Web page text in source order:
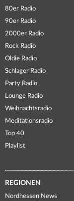
80er Radio
90er Radio
2000er Radio
Rock Radio
Oldie Radio
Schlager Radio
Party Radio
Lounge Radio
Weihnachtsradio
Meditationsradio
Top 40
Playlist
REGIONEN
Nordhessen News